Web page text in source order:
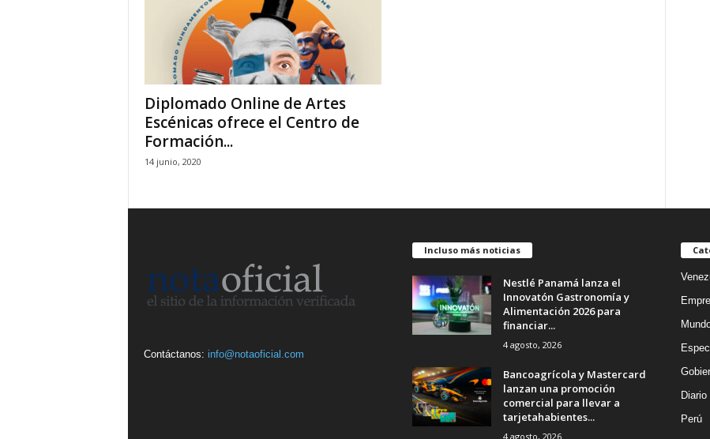
Diplomado Online de Artes
Escénicas ofrece el Centro de
Formación...
14 junio, 2020
Contáctanos: info@notaoficial.com
Incluso más noticias
Nestlé Panamá lanza el
Innovatón Gastronomía y
Alimentación 2026 para
financiar...
4 agosto, 2026
Bancoagrícola y Mastercard
lanzan una promoción
comercial para llevar a
tarjetahabientes...
4 agosto, 2026
Perú